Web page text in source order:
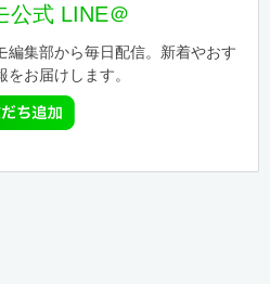
公式 LINE＠
編集部から毎日配信。新着やおす
をお届けします。